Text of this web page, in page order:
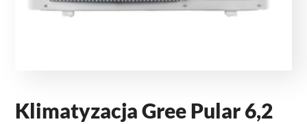
Klimatyzacja Gree Pular 6,2